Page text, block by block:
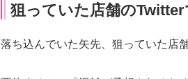
狙っていた店舗のTwitter
落ち込んでいた矢先、狙っていた店